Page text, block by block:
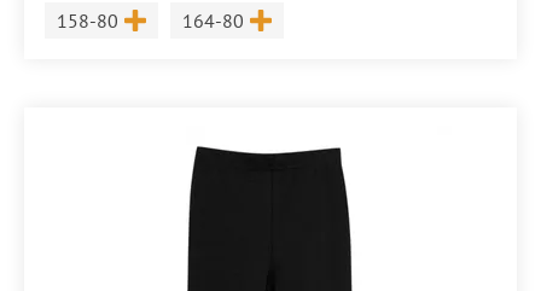
Размер
158-80 Размер
164-80